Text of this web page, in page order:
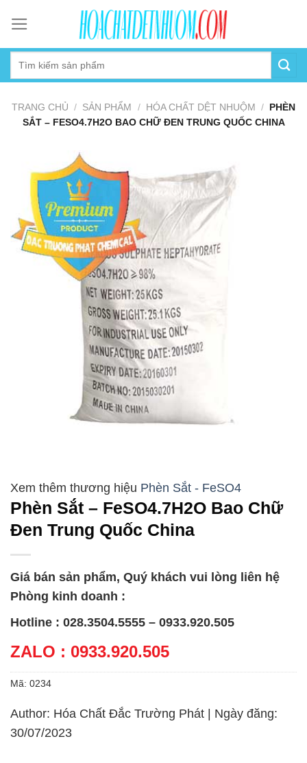
content
TRANG CHỦ / SẢN PHẨM / HÓA CHẤT DỆT NHUỘM / PHÈN
SẮT – FESO4.7H2O BAO CHỮ ĐEN TRUNG QUỐC CHINA
Phèn Sắt - FeSO4
Phèn Sắt – FeSO4.7H2O Bao Chữ
Đen Trung Quốc China
Giá bán sản phẩm, Quý khách vui lòng liên hệ
Phòng kinh doanh :
Hotline : 028.3504.5555 – 0933.920.505
ZALO : 0933.920.505
Mã: 0234
Author: Hóa Chất Đắc Trường Phát | Ngày đăng:
30/07/2023